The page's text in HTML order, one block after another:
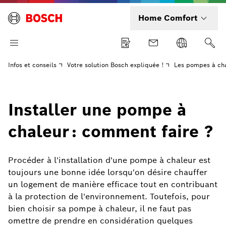
Home Comfort
Infos et conseils Votre solution Bosch expliquée ! Les pompes à
Installer une pompe à
chaleur : comment faire ?
Procéder à l'installation d'une pompe à chaleur est
toujours une bonne idée lorsqu'on désire chauffer
un logement de manière efficace tout en contribuant
à la protection de l'environnement. Toutefois, pour
bien choisir sa pompe à chaleur, il ne faut pas
omettre de prendre en considération quelques